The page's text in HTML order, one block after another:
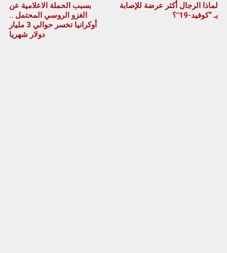
لماذا الرجال أكثر عرضة للإصابة
بـ “كوفيد-19″؟
بسبب الحملة الاعلامية عن
الغزو الروسي المحتمل ..
أوكرانيا تخسر حوالي 3 مليار
دولار شهريا